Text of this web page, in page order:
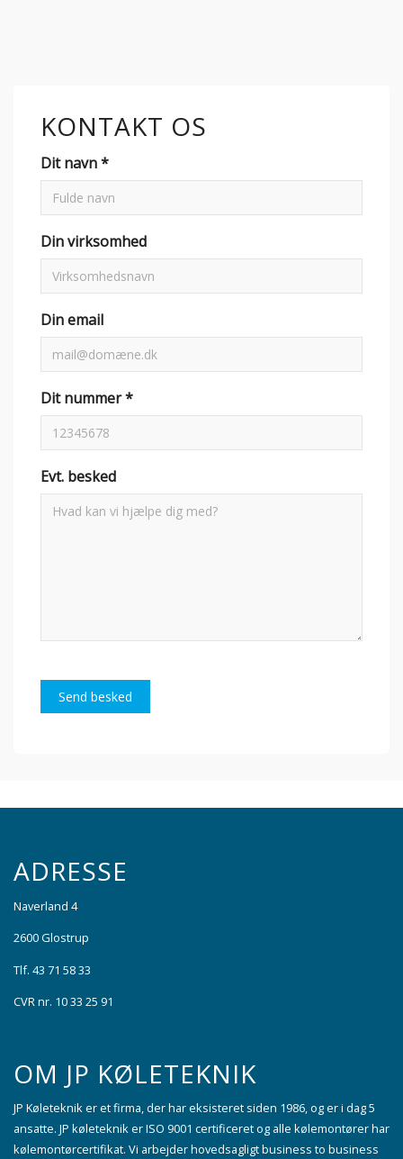
KONTAKT OS
Dit navn *
Din virksomhed
Din email
Dit nummer *
Evt. besked
Send besked
ADRESSE
Naverland 4
2600 Glostrup
Tlf. 43 71 58 33
CVR nr. 10 33 25 91
OM JP KØLETEKNIK
JP Køleteknik er et firma, der har eksisteret siden 1986, og er i dag 5
ansatte. JP køleteknik er ISO 9001 certificeret og alle kølemontører har
kølemontørcertifikat. Vi arbejder hovedsagligt business to business